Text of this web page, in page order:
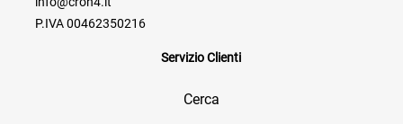
P.IVA 00462350216
Servizio Clienti
Cerca